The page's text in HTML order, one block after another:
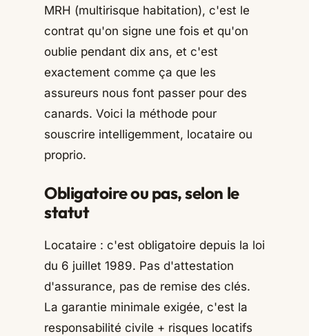
MRH (multirisque habitation), c'est le
contrat qu'on signe une fois et qu'on
oublie pendant dix ans, et c'est
exactement comme ça que les
assureurs nous font passer pour des
canards. Voici la méthode pour
souscrire intelligemment, locataire ou
proprio.
Obligatoire ou pas, selon le
statut
Locataire : c'est obligatoire depuis la loi
du 6 juillet 1989. Pas d'attestation
d'assurance, pas de remise des clés.
La garantie minimale exigée, c'est la
responsabilité civile + risques locatifs